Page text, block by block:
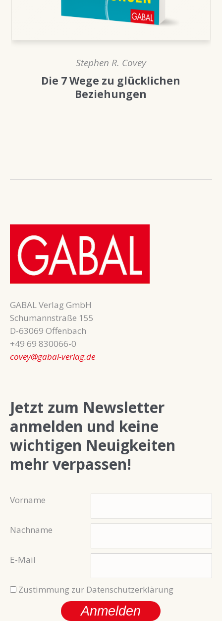
Stephen R. Covey
Die 7 Wege zu glücklichen
Beziehungen
GABAL Verlag GmbH
Schumannstraße 155
D-63069 Offenbach
+49 69 830066-0
covey@gabal-verlag.de
Jetzt zum Newsletter
anmelden und keine
wichtigen Neuigkeiten
mehr verpassen!
Vorname
Nachname
E-Mail
Zustimmung zur Datenschutzerklärung
Anmelden